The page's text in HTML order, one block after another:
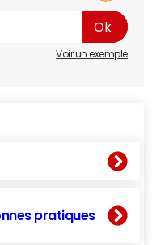
Voir un exemple
pratiques